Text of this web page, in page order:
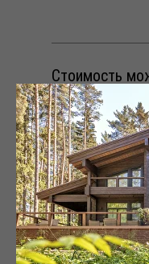
Стоимость
зависимости
данного
House.
ОБСУДИТЬ